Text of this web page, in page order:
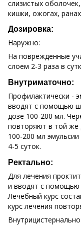
слизистых
кишки, ожогах,
Дозировка:
Наружно:
На поврежденные
слоем 2-3 раза в
Внутриматочно:
Профилактически -
вводят с помощью
дозе 100-200 мл.
повторяют в той же
100-200 мл
4-5 суток.
Ректально:
Для лечения
и вводят с помощью
Лечебный курс
курс лечения
Внутрицистернально: